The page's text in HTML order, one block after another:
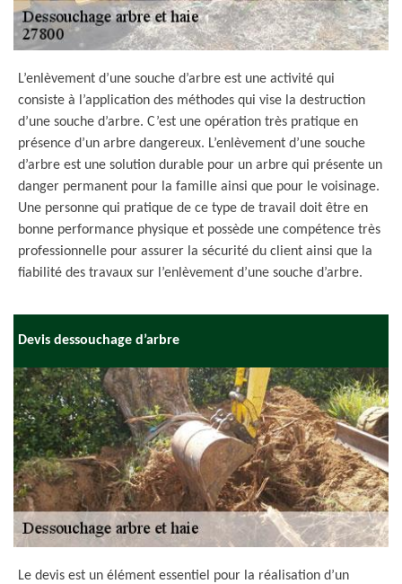
L’enlèvement d’une souche d’arbre est une activité qui
consiste à l’application des méthodes qui vise la destruction
d’une souche d’arbre. C’est une opération très pratique en
présence d’un arbre dangereux. L’enlèvement d’une souche
d’arbre est une solution durable pour un arbre qui présente un
danger permanent pour la famille ainsi que pour le voisinage.
Une personne qui pratique de ce type de travail doit être en
bonne performance physique et possède une compétence très
professionnelle pour assurer la sécurité du client ainsi que la
fiabilité des travaux sur l’enlèvement d’une souche d’arbre.
Devis dessouchage d’arbre
Le devis est un élément essentiel pour la réalisation d’un